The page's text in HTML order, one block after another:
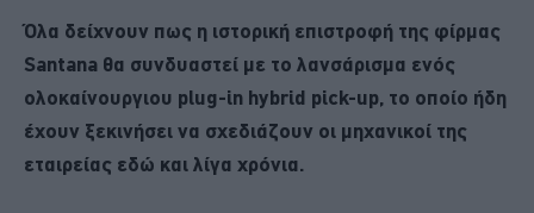
Όλα δείχνουν πως η ιστορική επιστροφή της φίρμας
Santana θα συνδυαστεί με το λανσάρισμα ενός
ολοκαίνουργιου plug-in hybrid pick-up, το οποίο ήδη
έχουν ξεκινήσει να σχεδιάζουν οι μηχανικοί της
εταιρείας εδώ και λίγα χρόνια.